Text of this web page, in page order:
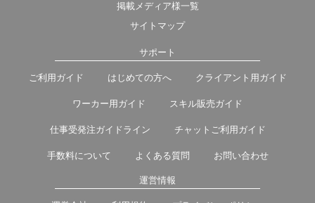
掲載メディア様一覧
サイトマップ
サポート
ご利用ガイド はじめての方へ クライアント用ガイド
ワーカー用ガイド スキル販売ガイド
仕事受発注ガイドライン チャットご利用ガイド
手数料について よくある質問 お問い合わせ
運営情報